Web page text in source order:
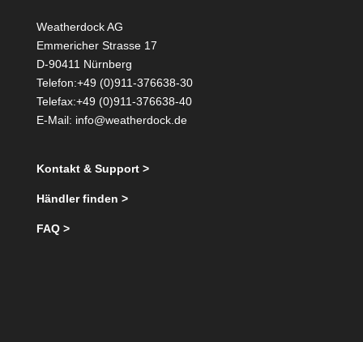
Weatherdock AG
Emmericher Strasse 17
D-90411 Nürnberg
Telefon:+49 (0)911-376638-30
Telefax:+49 (0)911-376638-40
E-Mail: info@weatherdock.de
Kontakt & Support >
Händler finden >
FAQ >